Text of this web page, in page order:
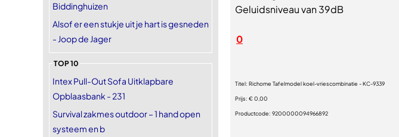
Biddinghuizen
Alsof er een stukje uit je hart is gesneden
- Joop de Jager
TOP 10
Intex Pull-Out Sofa Uitklapbare
Opblaasbank - 231
Survival zakmes outdoor – 1 hand open
systeem en b
Geluidsniveau van 39dB
0
Titel: Richome Tafelmodel koel-vriescombinatie - KC-9339
Prijs: € 0,00
Productcode: 9200000094966892